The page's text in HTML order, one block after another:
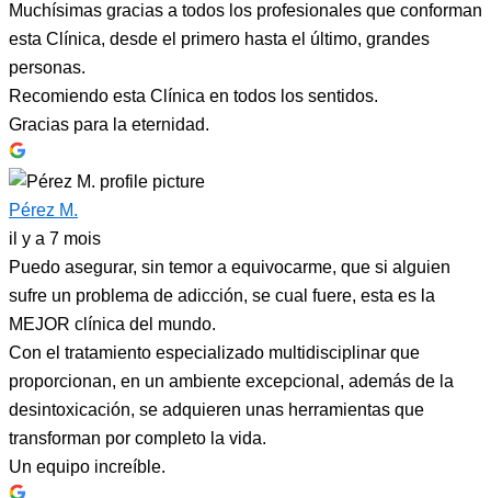
Muchísimas gracias a todos los profesionales que conforman
esta Clínica, desde el primero hasta el último, grandes
personas.
Recomiendo esta Clínica en todos los sentidos.
Gracias para la eternidad.
Pérez M.
il y a 7 mois
Puedo asegurar, sin temor a equivocarme, que si alguien
sufre un problema de adicción, se cual fuere, esta es la
MEJOR clínica del mundo.
Con el tratamiento especializado multidisciplinar que
proporcionan, en un ambiente excepcional, además de la
desintoxicación, se adquieren unas herramientas que
transforman por completo la vida.
Un equipo increíble.